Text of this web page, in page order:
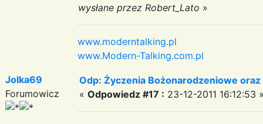
wysłane przez Robert_Lato »
www.moderntalking.pl
www.Modern-Talking.com.pl
Jolka69
Forumowicz
Odp: Życzenia Bożonarodzeniowe
« Odpowiedz #17 : 23-12-2011 16:12:53